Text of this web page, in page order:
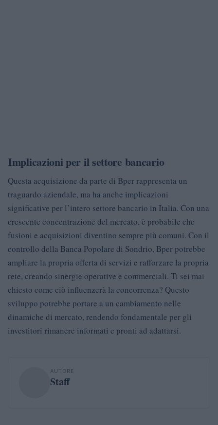
Implicazioni per il settore bancario
Questa acquisizione da parte di Bper rappresenta un
traguardo aziendale, ma ha anche implicazioni
significative per l’intero settore bancario in Italia. Con una
crescente concentrazione del mercato, è probabile che
fusioni e acquisizioni diventino sempre più comuni. Con il
controllo della Banca Popolare di Sondrio, Bper potrebbe
ampliare la propria offerta di servizi e rafforzare la propria
rete, creando sinergie operative e commerciali. Ti sei mai
chiesto come ciò influenzerà la concorrenza? Questo
sviluppo potrebbe portare a un cambiamento nelle
dinamiche di mercato, rendendo fondamentale per gli
investitori rimanere informati e pronti ad adattarsi.
AUTORE
Staff